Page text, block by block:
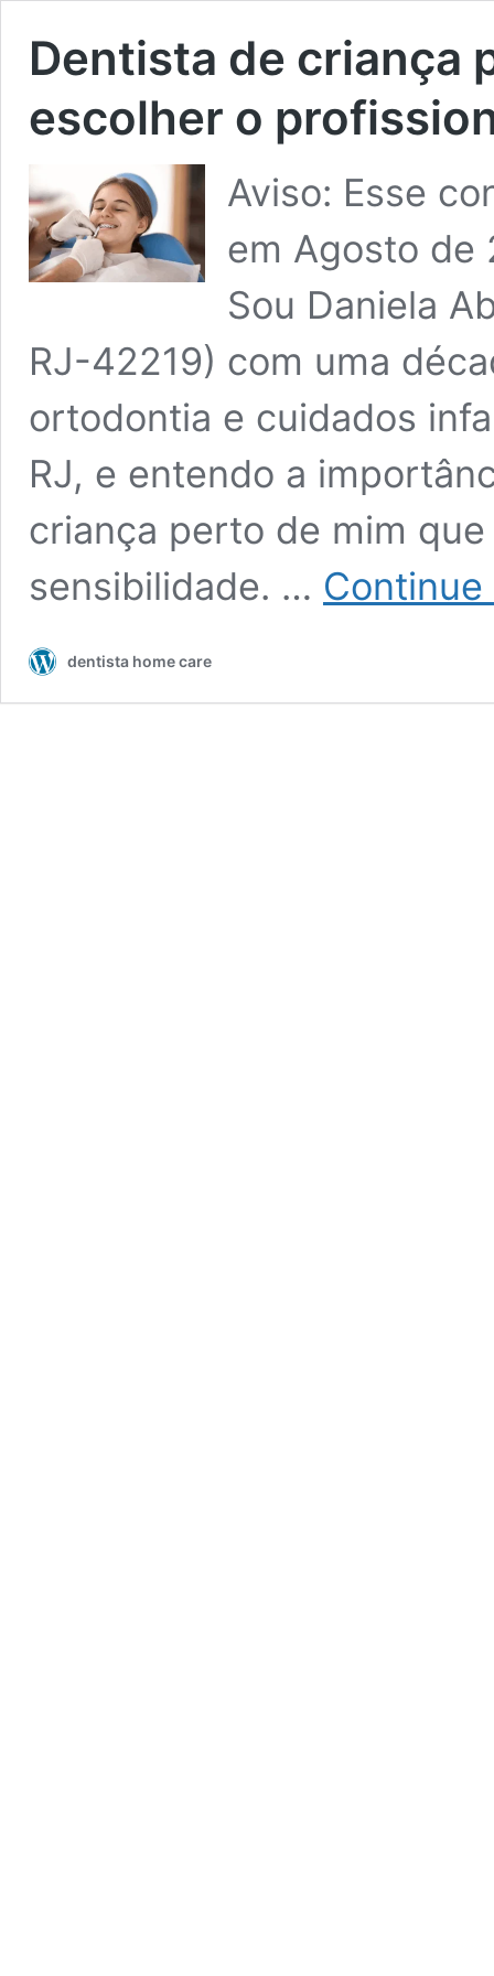
Dentista de criança
escolher o
Aviso: Esse
em Agosto de
Sou Daniela
RJ-42219) com uma
ortodontia e cuidados
RJ, e entendo a
criança perto de mim
sensibilidade. … Continue
dentista home care